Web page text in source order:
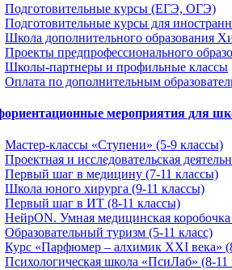
Подготовительные курсы (ЕГЭ, ОГЭ)
Подготовительные курсы для
Школа дополнительного образования
Проекты предпрофессионального
Школы-партнеры и профильные классы
Оплата по дополнительным
мероприятия для
Мастер-классы «Ступени» (5-9 классы)
Проектная и исследовательская
Первый шаг в медицину (7-11 классы)
Школа юного хирурга (9-11 классы)
Первый шаг в ИТ (8-11 классы)
НейрON. Умная медицинская коробочка
Образовательный туризм (5-11 класс)
Курс «Парфюмер – алхимик XXI века»
Психологическая школа «ПсиЛаб» (8-11